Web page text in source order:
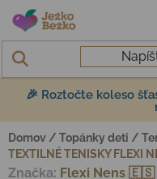
Prejsť na obsah
🎉 Roztočte koleso
Domov / Topánky deti /
TEXTILNÉ TENISKY FLEXI
Značka: Flexi Nens 🇪🇸